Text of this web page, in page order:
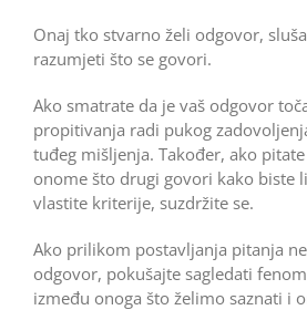
Onaj tko stvarno želi odgovor,
razumjeti što se govori.
Ako smatrate da je vaš odgovor
propitivanja radi pukog
tuđeg mišljenja. Također, ako
onome što drugi govori kako biste
vlastite kriterije, suzdržite se.
Ako prilikom postavljanja pitanja
odgovor, pokušajte sagledati
između onoga što želimo saznati i